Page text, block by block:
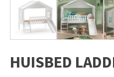
HUISBED